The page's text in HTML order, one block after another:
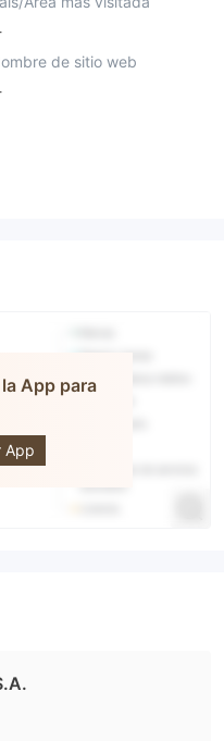
de sitio web
App para
App